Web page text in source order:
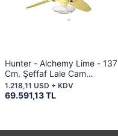
Hunter - Alchemy Lime - 137
Cm. Şeffaf Lale Cam
Aydınlatmalı Tavan Vantilatörü
69.591,13 TL
1.218,11 USD + KDV